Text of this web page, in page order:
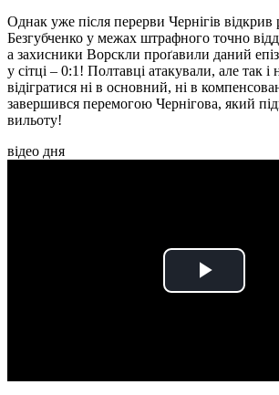
Однак уже після перерви Чернігів відкрив
Безгубченко у межах штрафного точно
а захисники Ворскли проґавили даний
у сітці – 0:1! Полтавці атакували, але так і
відігратися ні в основний, ні в
завершився перемогою Чернігова, який
вильоту!
відео дня
Play